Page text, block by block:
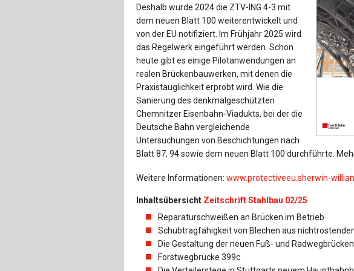
Deshalb wurde 2024 die ZTV-ING 4-3 mit
dem neuen Blatt 100 weiterentwickelt und
von der EU notifiziert. Im Frühjahr 2025 wird
das Regelwerk eingeführt werden. Schon
heute gibt es einige Pilotanwendungen an
realen Brückenbauwerken, mit denen die
Praxistauglichkeit erprobt wird. Wie die
Sanierung des denkmalgeschützten
Chemnitzer Eisenbahn-Viadukts, bei der die
Deutsche Bahn vergleichende
Untersuchungen von Beschichtungen nach
Blatt 87, 94 sowie dem neuen Blatt 100 durchführte.
Weitere Informationen:www.protectiveeu.sherwin-
Inhaltsübersicht Zeitschrift Stahlbau 02/25
Reparaturschweißen an Brücken im Betrieb
Schubtragfähigkeit von Blechen aus
Die Gestaltung der neuen Fuß- und
Forstwegbrücke 399c